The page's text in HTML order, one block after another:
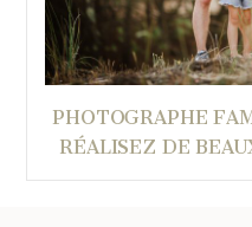
PHOTOGRAPHE
RÉALISEZ DE